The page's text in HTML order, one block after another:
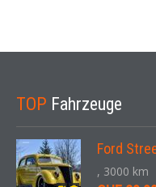
TOP Fahrzeuge
, 3000 km